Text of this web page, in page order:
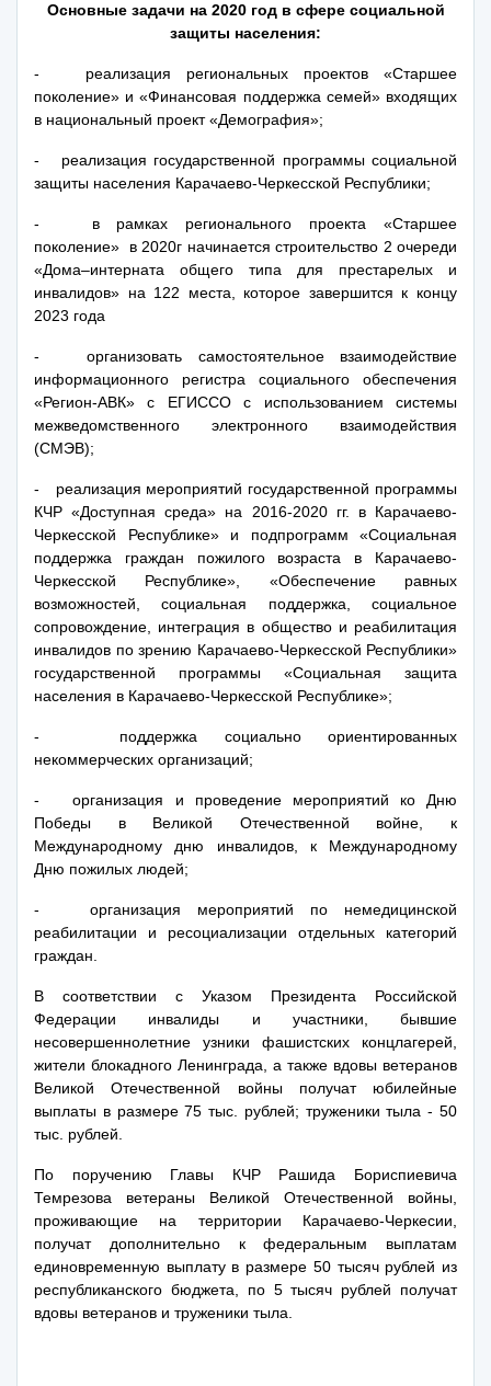
Основные задачи на 2020 год в сфере социальной
защиты населения:
- реализация региональных проектов «Старшее
поколение» и «Финансовая поддержка семей» входящих
в национальный проект «Демография»;
- реализация государственной программы социальной
защиты населения Карачаево-Черкесской Республики;
- в рамках регионального проекта «Старшее
поколение» в 2020г начинается строительство 2 очереди
«Дома–интерната общего типа для престарелых и
инвалидов» на 122 места, которое завершится к концу
2023 года
- организовать самостоятельное взаимодействие
информационного регистра социального обеспечения
«Регион-АВК» с ЕГИССО с использованием системы
межведомственного электронного взаимодействия
(СМЭВ);
- реализация мероприятий государственной программы
КЧР «Доступная среда» на 2016-2020 гг. в Карачаево-
Черкесской Республике» и подпрограмм «Социальная
поддержка граждан пожилого возраста в Карачаево-
Черкесской Республике», «Обеспечение равных
возможностей, социальная поддержка, социальное
сопровождение, интеграция в общество и реабилитация
инвалидов по зрению Карачаево-Черкесской Республики»
государственной программы «Социальная защита
населения в Карачаево-Черкесской Республике»;
- поддержка социально ориентированных
некоммерческих организаций;
- организация и проведение мероприятий ко Дню
Победы в Великой Отечественной войне, к
Международному дню инвалидов, к Международному
Дню пожилых людей;
- организация мероприятий по немедицинской
реабилитации и ресоциализации отдельных категорий
граждан.
В соответствии с Указом Президента Российской
Федерации инвалиды и участники, бывшие
несовершеннолетние узники фашистских концлагерей,
жители блокадного Ленинграда, а также вдовы ветеранов
Великой Отечественной войны получат юбилейные
выплаты в размере 75 тыс. рублей; труженики тыла - 50
тыс. рублей.
По поручению Главы КЧР Рашида Бориспиевича
Темрезова ветераны Великой Отечественной войны,
проживающие на территории Карачаево-Черкесии,
получат дополнительно к федеральным выплатам
единовременную выплату в размере 50 тысяч рублей из
республиканского бюджета, по 5 тысяч рублей получат
вдовы ветеранов и труженики тыла.